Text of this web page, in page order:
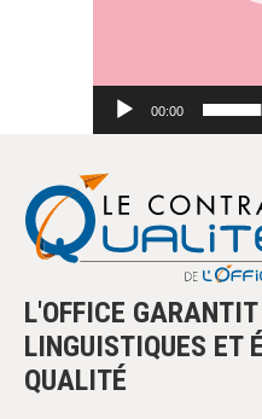
00:00
L'OFFICE
LINGUISTIQUES ET
QUALITÉ